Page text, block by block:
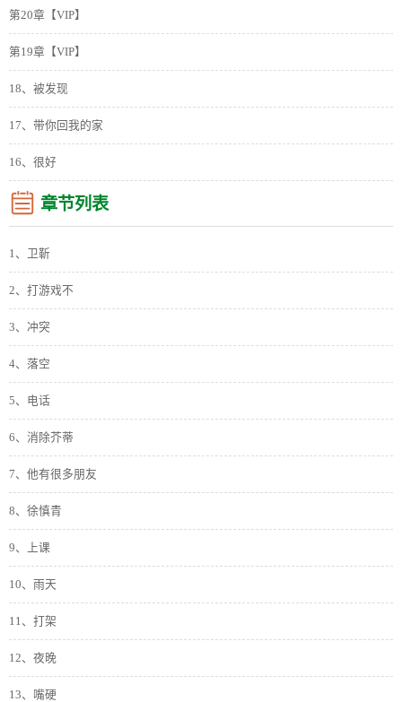
第20章【VIP】
第19章【VIP】
18、被发现
17、带你回我的家
16、很好
章节列表
1、卫靳
2、打游戏不
3、冲突
4、落空
5、电话
6、消除芥蒂
7、他有很多朋友
8、徐慎青
9、上课
10、雨天
11、打架
12、夜晚
13、嘴硬